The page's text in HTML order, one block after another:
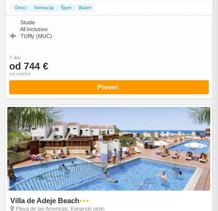
Otroci Animacija Šport Bazen
Studio
All Inclusive
TUIfly (MUC)
7 dni
od 744 €
na osebo
Preveri
Villa de Adeje Beach●●●
Playa de las Americas, Kanarski otoki